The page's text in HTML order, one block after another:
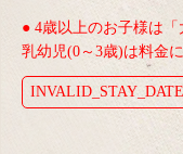
● 4歳以上のお子様は
乳幼児(0～3歳)は料金